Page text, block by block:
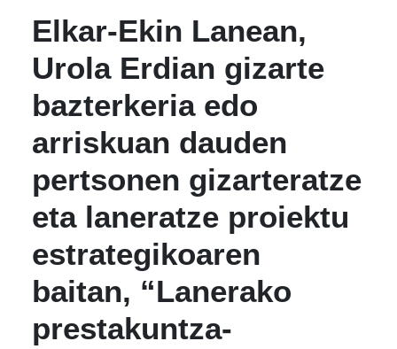
Elkar-Ekin Lanean,
Urola Erdian gizarte
bazterkeria edo
arriskuan dauden
pertsonen gizarteratze
eta laneratze proiektu
estrategikoaren
baitan, “Lanerako
prestakuntza-